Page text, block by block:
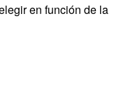
en función de la